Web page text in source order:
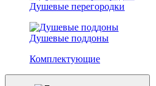
Душевые перегородки
Душевые поддоны
Комплектующие